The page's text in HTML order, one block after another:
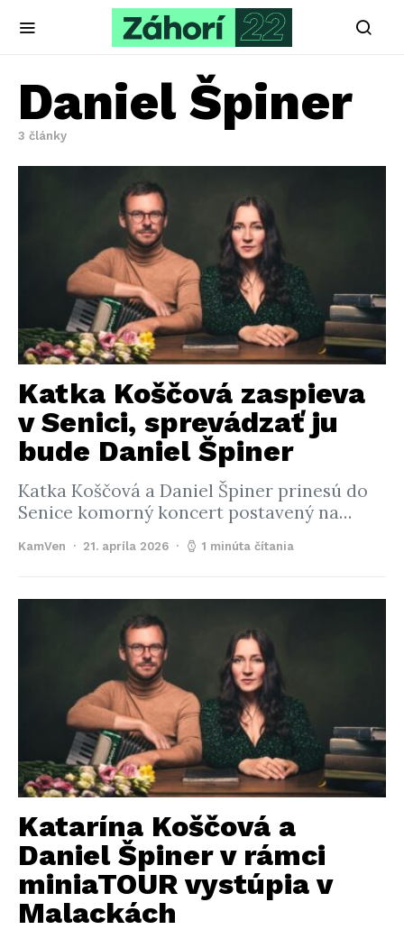
Daniel Špiner
3 články
Katka Koščová zaspieva
v Senici, sprevádzať ju
bude Daniel Špiner
Katka Koščová a Daniel Špiner prinesú do
Senice komorný koncert postavený na…
KamVen 21. apríla 2026 1 minúta čítania
Katarína Koščová a
Daniel Špiner v rámci
miniaTOUR vystúpia v
Malackách